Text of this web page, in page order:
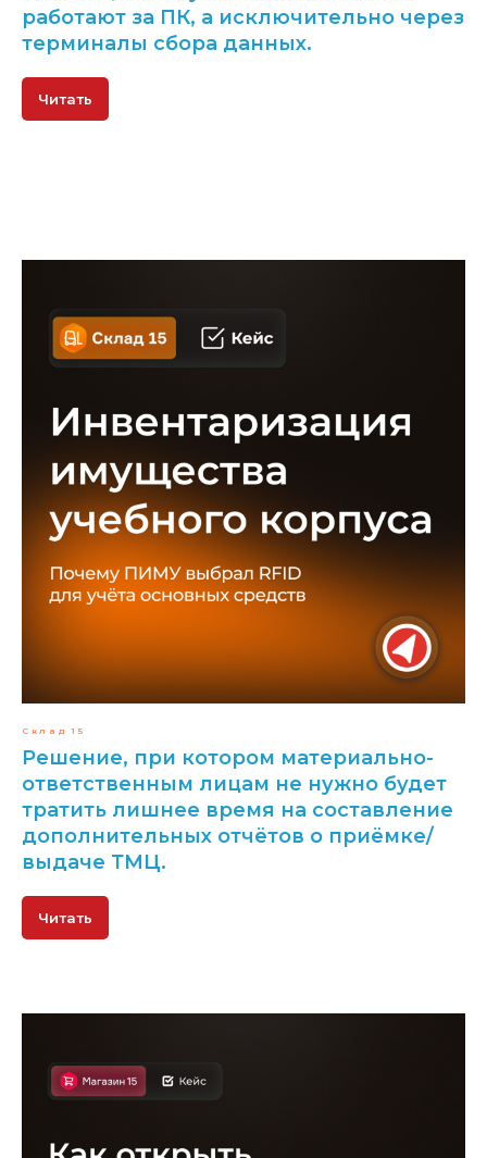
работают за ПК, а исключительно через
терминалы сбора данных.
Читать
Склад 15
Решение, при котором материально-
ответственным лицам не нужно будет
тратить лишнее время на составление
дополнительных отчётов о приёмке/
выдаче ТМЦ.
Читать